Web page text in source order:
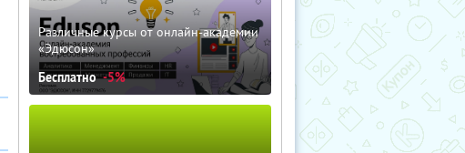
Различные курсы от онлайн-академии
«Эдюсон»
Бесплатно -5%